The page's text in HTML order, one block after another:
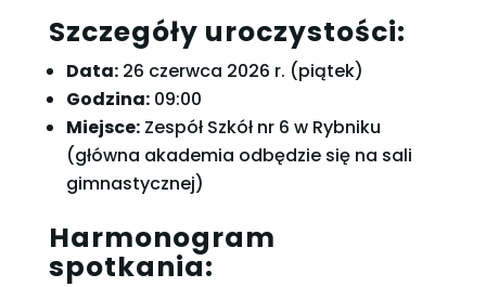
Szczegóły uroczystości:
Data:26 czerwca 2026 r. (piątek)
Godzina:09:00
Miejsce:Zespół Szkół nr 6 w Rybniku
(główna akademia odbędzie się na sali
gimnastycznej)
Harmonogram
spotkania: